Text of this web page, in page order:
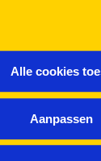
Alle cookies
Aanpassen